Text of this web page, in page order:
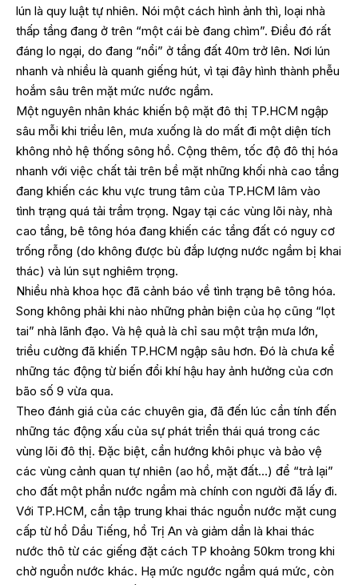
lún là quy luật tự nhiên. Nói một cách hình ảnh thì, loại nhà
thấp tầng đang ở trên “một cái bè đang chìm”. Điều đó rất
đáng lo ngại, do đang “nổi” ở tầng đất 40m trở lên. Nơi lún
nhanh và nhiều là quanh giếng hút, vì tại đây hình thành phễu
hoắm sâu trên mặt mức nước ngầm.
Một nguyên nhân khác khiến bộ mặt đô thị TP.HCM ngập
sâu mỗi khi triều lên, mưa xuống là do mất đi một diện tích
không nhỏ hệ thống sông hồ. Cộng thêm, tốc độ đô thị hóa
nhanh với việc chất tải trên bề mặt những khối nhà cao tầng
đang khiến các khu vực trung tâm của TP.HCM lâm vào
tình trạng quá tải trầm trọng. Ngay tại các vùng lõi này, nhà
cao tầng, bê tông hóa đang khiến các tầng đất có nguy cơ
trống rỗng (do không được bù đắp lượng nước ngầm bị khai
thác) và lún sụt nghiêm trọng.
Nhiều nhà khoa học đã cảnh báo về tình trạng bê tông hóa.
Song không phải khi nào những phản biện của họ cũng “lọt
tai” nhà lãnh đạo. Và hệ quả là chỉ sau một trận mưa lớn,
triều cường đã khiến TP.HCM ngập sâu hơn. Đó là chưa kể
những tác động từ biến đổi khí hậu hay ảnh hưởng của cơn
bão số 9 vừa qua.
Theo đánh giá của các chuyên gia, đã đến lúc cần tính đến
những tác động xấu của sự phát triển thái quá trong các
vùng lõi đô thị. Đặc biệt, cần hướng khôi phục và bảo vệ
các vùng cảnh quan tự nhiên (ao hồ, mặt đất…) để “trả lại”
cho đất một phần nước ngầm mà chính con người đã lấy đi.
Với TP.HCM, cần tập trung khai thác nguồn nước mặt cung
cấp từ hồ Dầu Tiếng, hồ Trị An và giảm dần là khai thác
nước thô từ các giếng đặt cách TP khoảng 50km trong khi
chờ nguồn nước khác. Hạ mức ngước ngầm quá mức, còn